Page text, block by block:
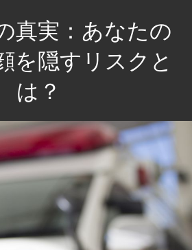
真実：あなたの
を隠すリスクと
は？